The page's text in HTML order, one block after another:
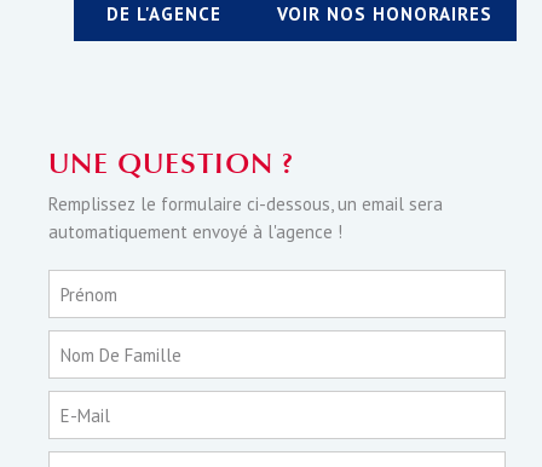
DE L'AGENCE
VOIR NOS HONORAIRES
UNE QUESTION ?
Remplissez le formulaire ci-dessous, un email sera
automatiquement envoyé à l'agence !
Prénom
Nom De Famille
E-Mail